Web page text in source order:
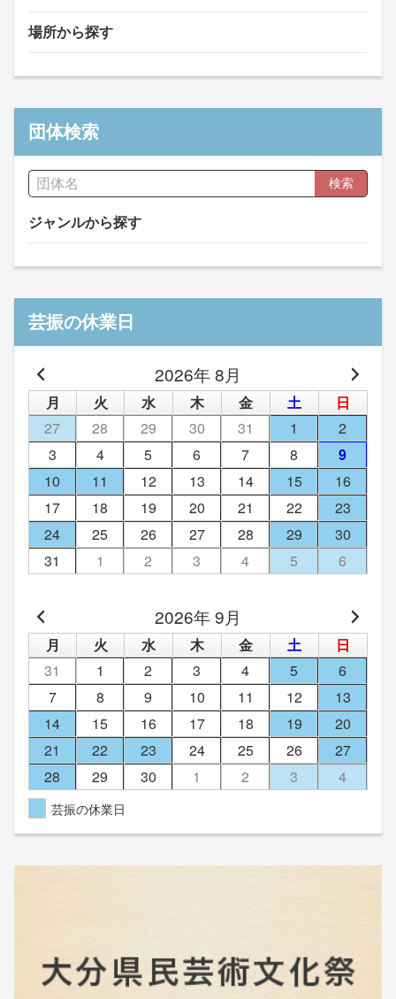
場所から探す
団体検索
検索
ジャンルから探す
芸振の休業日
2026年 8月
月 火 水 木 金 土
日
27
28 29 30 31 1
2
3
4 5 6 7 8
9
10
11 12 13 14 15
16
17
18 19 20 21 22
23
24
25 26 27 28 29
30
31
1 2 3 4 5 6
2026年 9月
月 火 水 木 金 土
日
31
1 2 3 4 5
6
7
8 9 10 11 12
13
14
15 16 17 18 19
20
21
22 23 24 25 26
27
28
29 30 1 2 3 4
芸振の休業日